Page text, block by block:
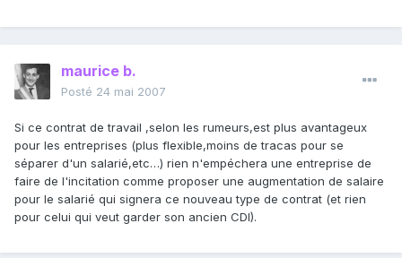
maurice b.
Posté 24 mai 2007
Si ce contrat de travail ,selon les rumeurs,est plus avantageux
pour les entreprises (plus flexible,moins de tracas pour se
séparer d'un salarié,etc…) rien n'empéchera une entreprise de
faire de l'incitation comme proposer une augmentation de salaire
pour le salarié qui signera ce nouveau type de contrat (et rien
pour celui qui veut garder son ancien CDI).